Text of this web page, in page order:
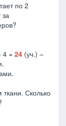
по 2
за
4 = 24 (уч.) –
Сколько